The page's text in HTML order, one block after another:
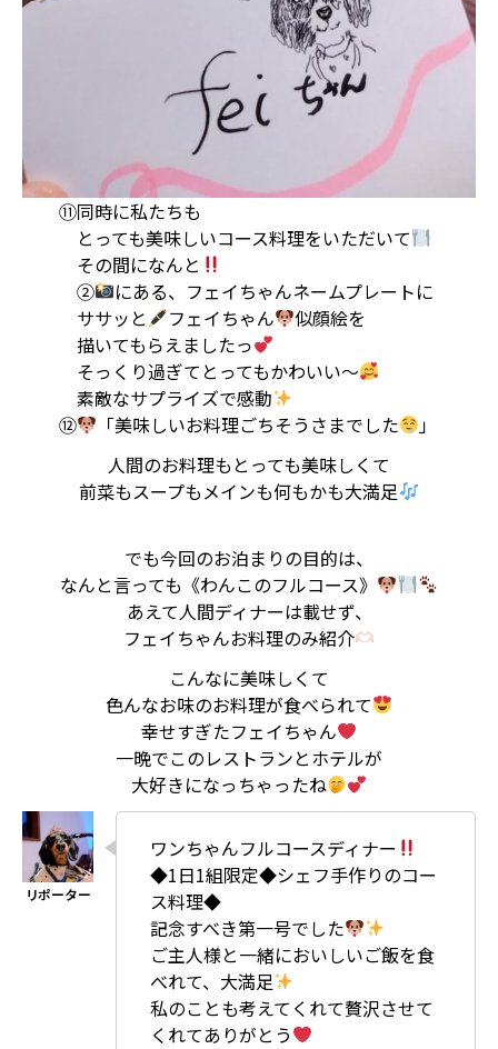
⑪同時に私たちも
とっても美味しいコース料理をいただいて
その間になんと
②
にある、フェイちゃんネームプレートに
ササッと
フェイちゃん
似顔絵を
描いてもらえましたっ
そっくり過ぎてとってもかわいい〜
素敵なサプライズで感動
⑫
「美味しいお料理ごちそうさまでした
」
人間のお料理もとっても美味しくて
前菜もスープもメインも何もかも大満足
でも今回のお泊まりの目的は、
なんと言っても《わんこのフルコース》
あえて人間ディナーは載せず、
フェイちゃんお料理のみ紹介
こんなに美味しくて
色んなお味のお料理が食べられて
幸せすぎたフェイちゃん
一晩でこのレストランとホテルが
大好きになっちゃったね
ワンちゃんフルコースディナー
◆1日1組限定◆シェフ手作りのコー
ス料理◆
記念すべき第一号でした
ご主人様と一緒においしいご飯を食
べれて、大満足
私のことも考えてくれて贅沢させて
くれてありがとう